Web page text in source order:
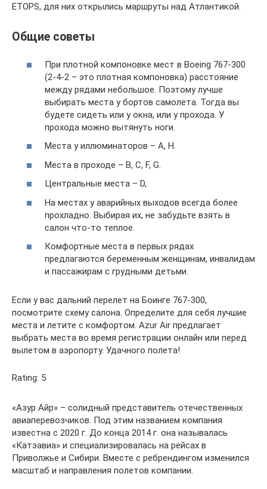
ETOPS, для них открылись маршруты над Атлантикой.
Общие советы
При плотной компоновке мест в Boeing 767-300
(2-4-2 – это плотная компоновка) расстояние
между рядами небольшое. Поэтому лучше
выбирать места у бортов самолета. Тогда вы
будете сидеть или у окна, или у прохода. У
прохода можно вытянуть ноги.
Места у иллюминаторов – A, H.
Места в проходе – B, C, F, G.
Центральные места – D,
На местах у аварийных выходов всегда более
прохладно. Выбирая их, не забудьте взять в
салон что-то теплое.
Комфортные места в первых рядах
предлагаются беременным женщинам, инвалидам
и пассажирам с грудными детьми.
Если у вас дальний перелет на Боинге 767-300,
посмотрите схему салона. Определите для себя лучшие
места и летите с комфортом. Azur Аir предлагает
выбрать места во время регистрации онлайн или перед
вылетом в аэропорту. Удачного полета!
Rating: 5
«Азур Айр» – солидный представитель отечественных
авиаперевозчиков. Под этим названием компания
известна с 2020 г. До конца 2014 г. она называлась
«Катэавиа» и специализировалась на рейсах в
Приволжье и Сибири. Вместе с ребрендингом изменился
масштаб и направления полетов компании.